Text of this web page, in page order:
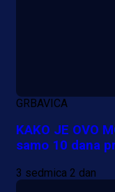
Lukić
GRBAVICA
KAKO JE OVO
samo 10 dana
3 sedmica 2 dan